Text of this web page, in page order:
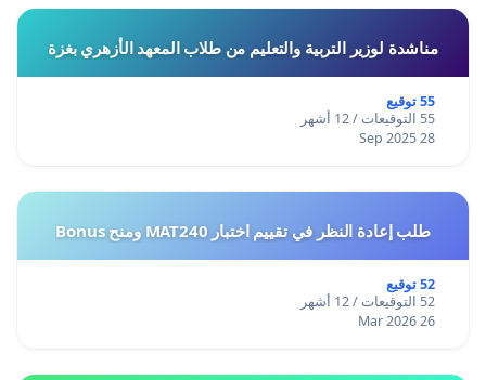
مناشدة لوزير التربية والتعليم من طلاب المعهد الأزهري بغزة
55 توقيع
55 التوقيعات / 12 أشهر
28 Sep 2025
طلب إعادة النظر في تقييم اختبار MAT240 ومنح Bonus
52 توقيع
52 التوقيعات / 12 أشهر
26 Mar 2026